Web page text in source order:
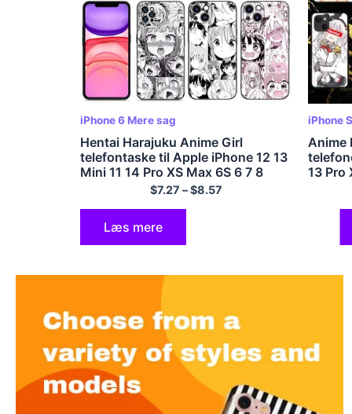
iPhone 6 Mere sag
Hentai Harajuku Anime Girl
telefontaske til Apple iPhone 12 13
Mini 11 14 Pro XS Max 6S 6 7 8
mere 5S 2020 2022 Dække
$7.27 –$8.57
Læs mere
iPhone
Anime
13 Pro